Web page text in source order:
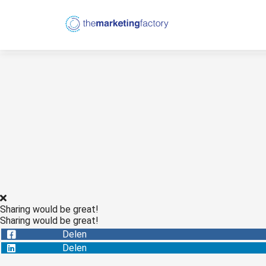
Sharing would be great!
Sharing would be great!
Delen
Delen